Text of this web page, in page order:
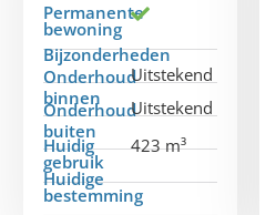
Permanente
bewoning
Bijzonderheden
Onderhoud
binnen
Uitstekend
Onderhoud
buiten
Uitstekend
Huidig
gebruik
423 m³
Huidige
bestemming